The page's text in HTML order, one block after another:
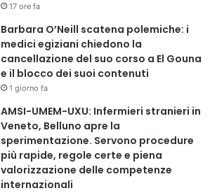
17 ore fa
Barbara O’Neill scatena polemiche: i
medici egiziani chiedono la
cancellazione del suo corso a El Gouna
e il blocco dei suoi contenuti
1 giorno fa
AMSI-UMEM-UXU: Infermieri stranieri in
Veneto, Belluno apre la
sperimentazione. Servono procedure
più rapide, regole certe e piena
valorizzazione delle competenze
internazionali